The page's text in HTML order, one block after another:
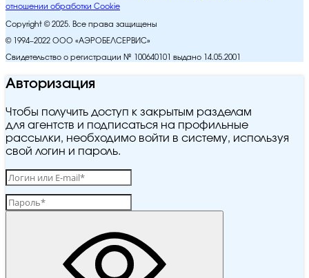
отношении обработки Cookie
Copyright © 2025. Все права защищены
© 1994–2022 ООО «АЭРОБЕЛСЕРВИС»
Свидетельство о регистрации № 100640101 выдано 14.05.2001
Авторизация
Чтобы получить доступ к закрытым разделам
для агентств и подписаться на профильные
рассылки, необходимо войти в систему, используя
свой логин и пароль.